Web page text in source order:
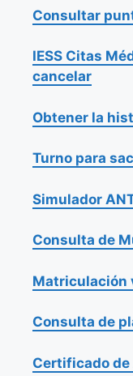
Consultar
IESS Citas
cancelar
Obtener la
Turno para
Simulador
Consulta de
Matriculación
Consulta de
Certificado